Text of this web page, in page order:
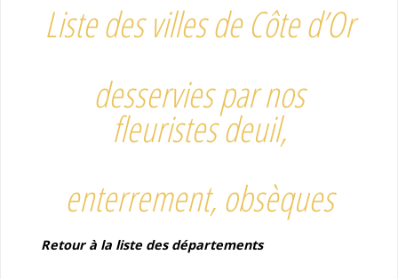
Liste des villes de Côte d’Or
desservies par nos
fleuristes deuil,
enterrement, obsèques
Retour à la liste des départements